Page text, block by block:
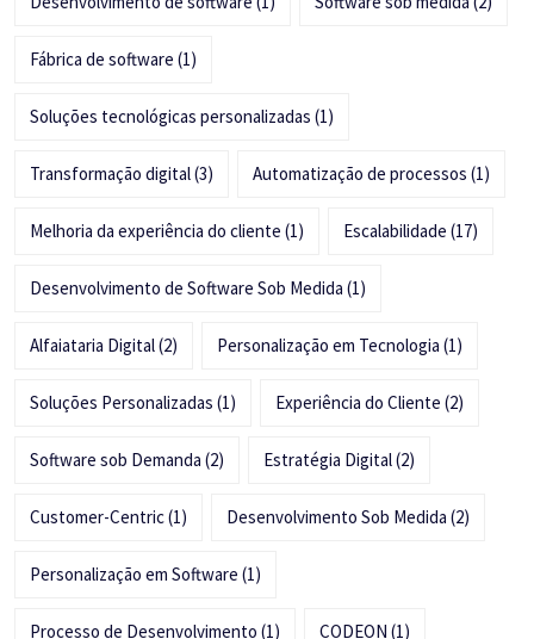
Fábrica de software (1)
Soluções tecnológicas personalizadas (1)
Transformação digital(3) Automatização de processos (1)
Melhoria da experiência do cliente (1) Escalabilidade (17)
Desenvolvimento de Software Sob Medida (1)
Alfaiataria Digital(2) Personalização em Tecnologia (1)
Soluções Personalizadas (1) Experiência do Cliente (2)
Software sob Demanda (2) Estratégia Digital(2)
Customer-Centric(1) Desenvolvimento Sob Medida (2)
Personalização em Software (1)
Processo de Desenvolvimento (1) CODEON (1)